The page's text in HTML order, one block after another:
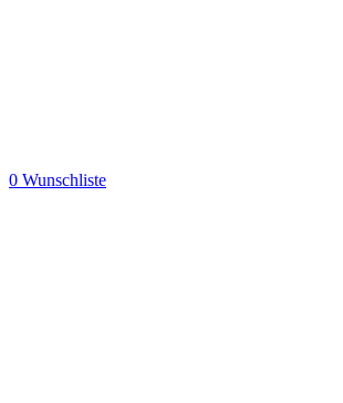
0 Wunschliste